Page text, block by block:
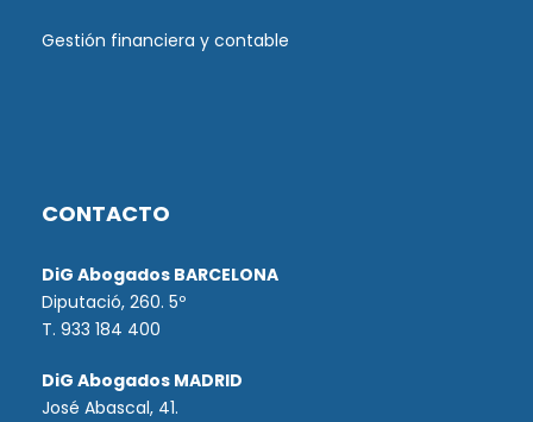
Gestión financiera y contable
CONTACTO
DiG Abogados BARCELONA
Diputació, 260. 5º
T. 933 184 400
DiG Abogados MADRID
José Abascal, 41.